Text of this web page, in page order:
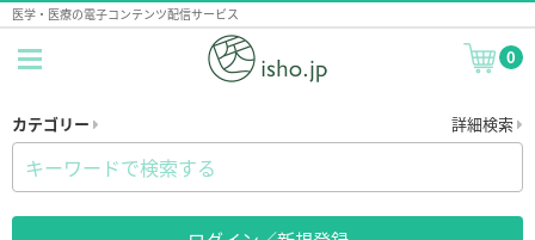
医学・医療の電子コンテンツ配信サービス
0
カテゴリー 詳細検索